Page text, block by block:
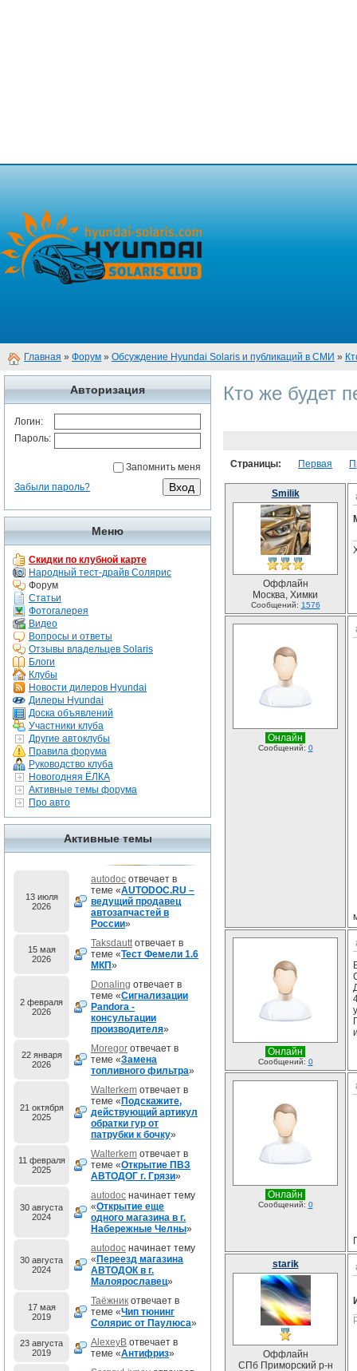
Главная » Форум » Обсуждение Hyundai Solaris и публикаций в СМИ »
Авторизация
Логин:
Пароль:
Запомнить меня
Забыли пароль?
Меню
Скидки по клубной карте
Народный тест-драйв Солярис
Форум
Статьи
Фотогалерея
Видео
Вопросы и ответы
Отзывы владельцев Solaris
Блоги
Клубы
Новости дилеров Hyundai
Дилеры Hyundai
Доска объявлений
Участники клуба
Другие автоклубы
Правила форума
Руководство клуба
Новогодняя ЁЛКА
Активные темы форума
Про авто
Активные темы
13 июля
2026
autodoc отвечает в
теме «AUTODOC.RU –
ведущий продавец
автозапчастей в
России»
15 мая
2026
Taksdauttотвечает в
теме «Тест Фемели 1.6
МКП»
2 февраля
2026
Donaling отвечает в
теме «Сигнализации
Pandora -
консультации
производителя»
22 января
2026
Moregor отвечает в
теме «Замена
топливного фильтра»
21 октября
2025
Walterkem отвечает в
теме « Подскажите,
действующий артикул
обратки гур от
патрубки к бочку»
11 февраля
2025
Walterkem отвечает в
теме «Открытие ПВЗ
АВТОДОГ г. Грязи»
30 августа
2024
autodoc начинает тему
«Открытие еще
одного магазина в г.
Набережные Челны»
30 августа
2024
autodoc начинает тему
« Переезд магазина
АВТОДОК в г.
Малоярославец»
17 мая
2019
Таёжник отвечает в
теме «Чип тюнинг
Солярис от Паулюса»
23 августа
2019
AlexeyB отвечает в
теме «Антифриз»
Кто же будет
Страницы: Первая
Smilik
Оффлайн
Москва, Химки
Сообщений: 1576
Онлайн
Сообщений: 0
Онлайн
Сообщений: 0
Онлайн
Сообщений: 0
starik
Оффлайн
СПб Приморский р-н